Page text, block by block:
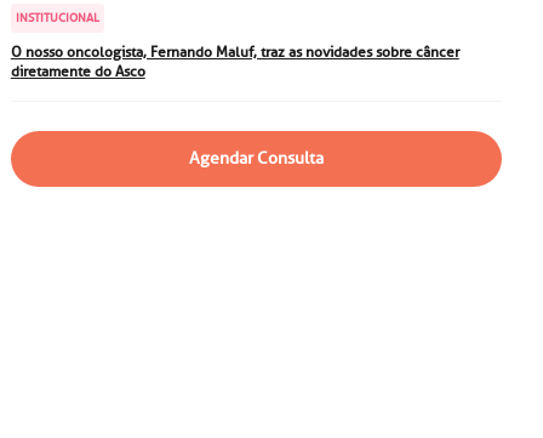
INSTITUCIONAL
O nosso oncologista, Fernando Maluf, traz as novidades sobre câncer
diretamente do Asco
Agendar Consulta